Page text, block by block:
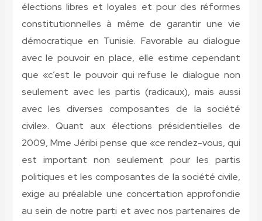
élections libres et loyales et pour des réformes
constitutionnelles à même de garantir une vie
démocratique en Tunisie. Favorable au dialogue
avec le pouvoir en place, elle estime cependant
que «c’est le pouvoir qui refuse le dialogue non
seulement avec les partis (radicaux), mais aussi
avec les diverses composantes de la société
civile». Quant aux élections présidentielles de
2009, Mme Jéribi pense que «ce rendez-vous, qui
est important non seulement pour les partis
politiques et les composantes de la société civile,
exige au préalable une concertation approfondie
au sein de notre parti et avec nos partenaires de